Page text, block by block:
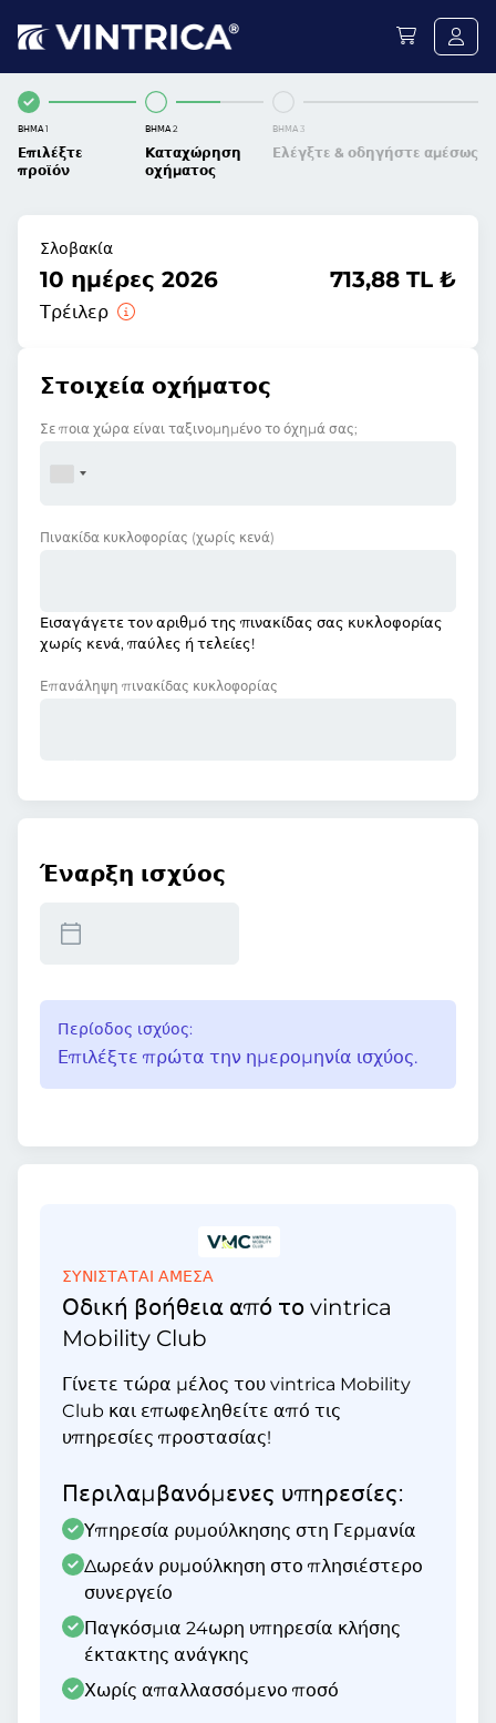
ΒΉΜΑ 1
Επιλέξτε
προϊόν
ΒΉΜΑ 2
Καταχώρηση
οχήματος
ΒΉΜΑ 3
Ελέγξτε & οδηγήστε αμέσως
Σλοβακία
10 ημέρες 2026
Τρέιλερ
713,88 TL ₺
Στοιχεία οχήματος
Σε ποια χώρα είναι ταξινομημένο το όχημά σας;
Πινακίδα κυκλοφορίας (χωρίς κενά)
Εισαγάγετε τον αριθμό της πινακίδας σας κυκλοφορίας
χωρίς κενά, παύλες ή τελείες!
Επανάληψη πινακίδας κυκλοφορίας
Έναρξη ισχύος
Περίοδος ισχύος:
Επιλέξτε πρώτα την ημερομηνία ισχύος.
ΣΥΝΙΣΤΑΤΑΙ ΑΜΕΣΑ
Οδική βοήθεια από το vintrica
Mobility Club
Γίνετε τώρα μέλος του vintrica Mobility
Club και επωφεληθείτε από τις
υπηρεσίες προστασίας!
Περιλαμβανόμενες υπηρεσίες:
Υπηρεσία ρυμούλκησης στη Γερμανία
Δωρεάν ρυμούλκηση στο πλησιέστερο
συνεργείο
Παγκόσμια 24ωρη υπηρεσία κλήσης
έκτακτης ανάγκης
Χωρίς απαλλασσόμενο ποσό